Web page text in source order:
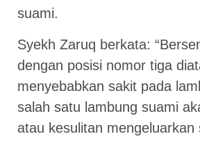
suami.
Syekh Zaruq berkata:
dengan posisi nomor tiga
menyebabkan sakit pada
salah satu lambung suami
atau kesulitan mengeluarkan